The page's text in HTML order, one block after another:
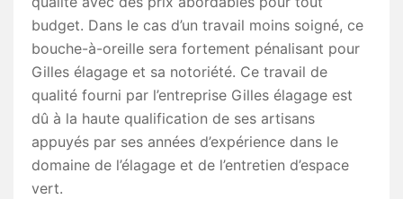
budget. Dans le cas d’un travail moins soigné, ce
bouche-à-oreille sera fortement pénalisant pour
Gilles élagage et sa notoriété. Ce travail de
qualité fourni par l’entreprise Gilles élagage est
dû à la haute qualification de ses artisans
appuyés par ses années d’expérience dans le
domaine de l’élagage et de l’entretien d’espace
vert.